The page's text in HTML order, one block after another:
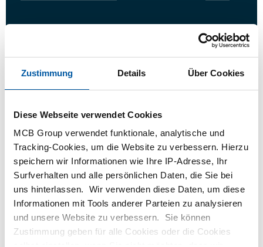
Zustimmung Details Über Cookies
Diese Webseite verwendet Cookies
MCB Group verwendet funktionale, analytische und
Tracking-Cookies, um die Website zu verbessern. Hierzu
speichern wir Informationen wie Ihre IP-Adresse, Ihr
Surfverhalten und alle persönlichen Daten, die Sie bei
uns hinterlassen. Wir verwenden diese Daten, um diese
Informationen mit Tools anderer Parteien zu analysieren
und unsere Website zu verbessern. Sie können
Zustimmung geben für alle Cookies oder die Cookies
Bitte einloggen zum bestellen
Bestellen mit Ihren eigenen Artikelnummern
Kalkulieren mit aktuellen MCB-Preisen
Verfolgen Sie Ihre Bestellung über Track&Trace
das Produkt Produktbeschreibung